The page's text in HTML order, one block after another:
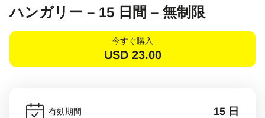
ハンガリー – 15 日間 – 無制限
今すぐ購入
USD 23.00
有効期間 15 日